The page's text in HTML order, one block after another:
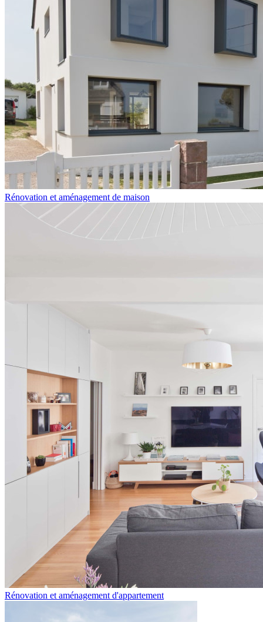
Rénovation et aménagement de maison
Rénovation et aménagement d'appartement